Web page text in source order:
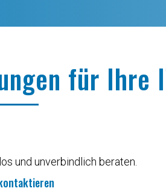
für Ihre
und unverbindlich beraten.